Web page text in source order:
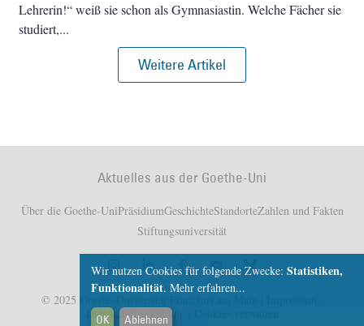
Lehrerin!“ weiß sie schon als Gymnasiastin. Welche Fächer sie
studiert,
Weitere Artikel
Aktuelles aus der Goethe-Uni
Über die Goethe-UniPräsidiumGeschichteStandorteZahlen und Fakten
Stiftungsuniversität
© 2025 Goethe-Universität Frankfurt am Main |
Datenschutzerklärung
Wir nutzen Cookies für folgende Zwecke: Statistiken,
Funktionalität. Mehr erfahren...
OK Ablehnen